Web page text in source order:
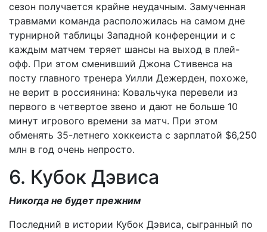
сезон получается крайне неудачным. Замученная
травмами команда расположилась на самом дне
турнирной таблицы Западной конференции и с
каждым матчем теряет шансы на выход в плей-
офф. При этом сменивший Джона Стивенса на
посту главного тренера Уилли Дежерден, похоже,
не верит в россиянина: Ковальчука перевели из
первого в четвертое звено и дают не больше 10
минут игрового времени за матч. При этом
обменять 35-летнего хоккеиста с зарплатой $6,250
млн в год очень непросто.
6. Кубок Дэвиса
Никогда не будет прежним
Последний в истории Кубок Дэвиса, сыгранный по